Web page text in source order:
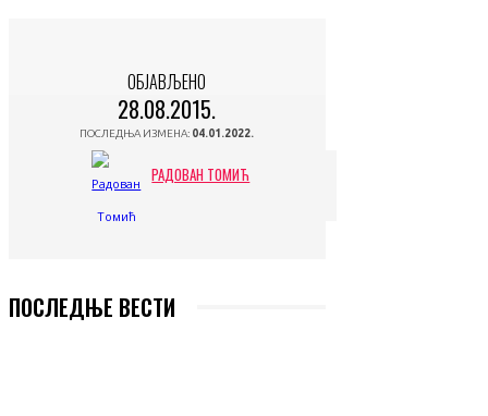
ОБЈАВЉЕНО
28.08.2015.
ПОСЛЕДЊА ИЗМЕНА: 04.01.2022.
РАДОВАН ТОМИЋ
ПОСЛЕДЊЕ ВЕСТИ